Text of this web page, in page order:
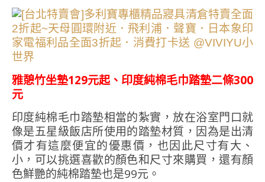
雅憩竹坐墊129元起、印度純棉毛巾踏墊二條300
元
印度純棉毛巾踏墊相當的紮實，放在浴室門口就
像是五星級飯店所使用的踏墊材質，因為是出清
價才有這麼便宜的優惠價，也因此尺寸有大、
小，可以挑選喜歡的顏色和尺寸來購買，還有顏
色鮮艷的純棉踏墊也是99元。